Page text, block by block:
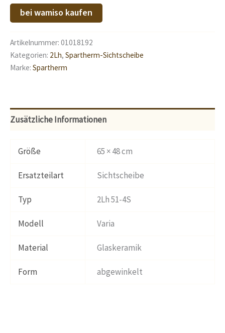
bei wamiso kaufen
Artikelnummer: 01018192
Kategorien: 2Lh, Spartherm-Sichtscheibe
Marke: Spartherm
Zusätzliche Informationen
Größe 65 × 48 cm
Ersatzteilart Sichtscheibe
Typ 2Lh 51-4S
Modell Varia
Material Glaskeramik
Form abgewinkelt